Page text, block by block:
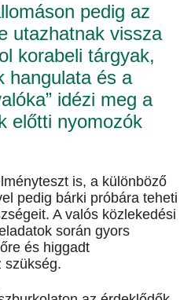
pedig az
utazhatnak vissza
korabeli tárgyak,
hangulata és a
idézi meg a
előtti nyomozók
is, a különböző
pedig bárki próbára teheti
A valós közlekedési
során gyors
és higgadt
szükség.